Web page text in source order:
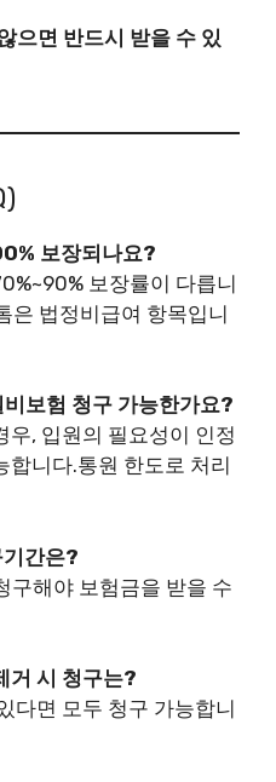
으면 반드시 받을 수 있
보장되나요?
보장률이 다릅니
은 법정비급여 항목입니
보험 청구 가능한가요?
우, 입원의 필요성이 인정
합니다.통원 한도로 처리
간은?
구해야 보험금을 받을 수
거 시 청구는?
다면 모두 청구 가능합니